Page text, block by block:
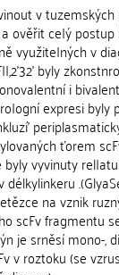
v
ověřit ce|ý
využite|ných v
byly
i
expresi
ťorem
vyvinuty
na vznik
scFv fragmentu
je srněsí mono-,
v roztoku (se